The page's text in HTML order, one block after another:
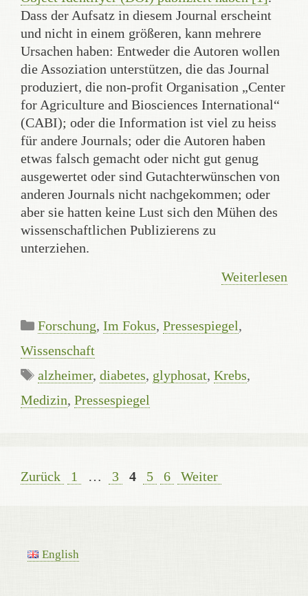
Dass der Aufsatz in diesem Journal erscheint
und nicht in einem größeren, kann mehrere
Ursachen haben: Entweder die Autoren wollen
die Assoziation unterstützen, die das Journal
produziert, die non-profit Organisation „Center
for Agriculture and Biosciences International“
(CABI); oder die Information ist viel zu heiss
für andere Journals; oder die Autoren haben
etwas falsch gemacht oder nicht gut genug
ausgewertet oder sind Gutachterwünschen von
anderen Journals nicht nachgekommen; oder
aber sie hatten keine Lust sich den Mühen des
wissenschaftlichen Publizierens zu
unterziehen.
Weiterlesen
Kategorien
Forschung, Im Fokus, Pressespiegel,
Wissenschaft
Schlagwörter
alzheimer, diabetes, glyphosat, Krebs,
Medizin, Pressespiegel
Zurück Seite
1 … Seite
3 Seite
4 Seite
5 Seite
6 Weiter
English